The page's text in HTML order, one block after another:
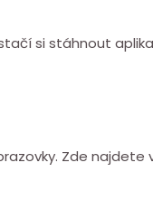
si stáhnout
Zde najdete